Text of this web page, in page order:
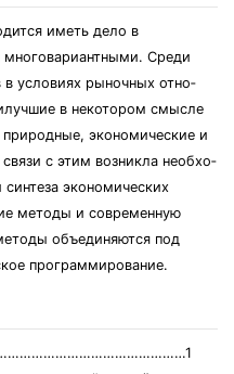
иметь дело в
многовариантными. Среди
условиях рыночных отно­
в некотором смысле
эко­номические и
с этим возникла необхо­
экономических
методы и современную
объединяются под
программирование.